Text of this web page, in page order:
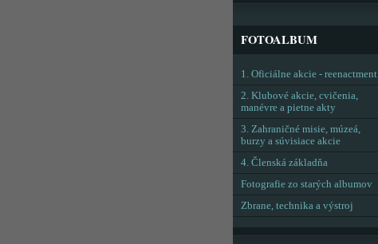
FOTOALBUM
1. Oficiálne akcie - reenactment
2. Klubové akcie, cvičenia,
manévre a pietne akty
3. Zahraničné misie, múzeá,
burzy a súvisiace akcie
4. Členská základňa
Fotografie zo starých albumov
Zbrane, technika a výstroj